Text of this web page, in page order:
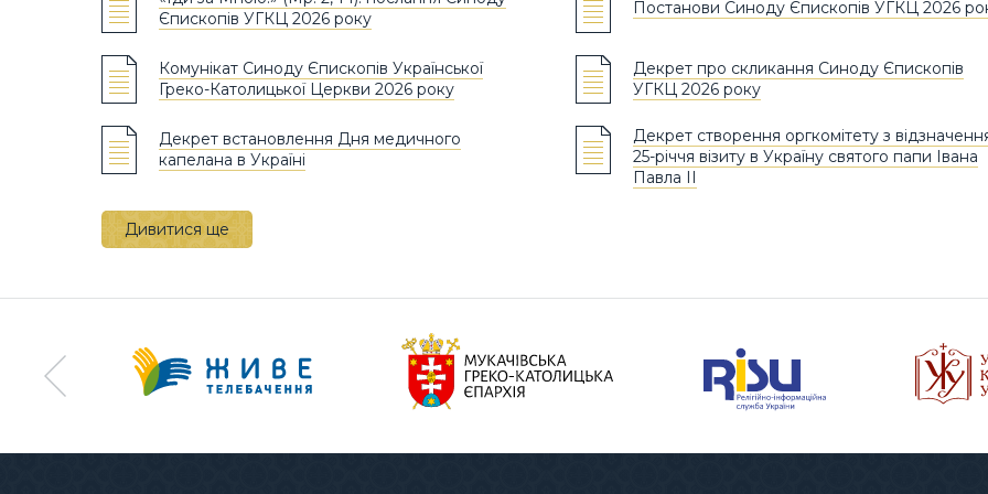
Єпископів УГКЦ 2026 року
Постанови Синоду Єпископів УГКЦ 2026
Комунікат Синоду Єпископів Української
Греко-Католицької Церкви 2026 року
Декрет про скликання Синоду Єпископів
УГКЦ 2026 року
Декрет встановлення Дня медичного
капелана в Україні
Декрет створення оргкомітету з
25-річчя візиту в Україну святого папи Івана
Павла ІІ
Дивитися ще